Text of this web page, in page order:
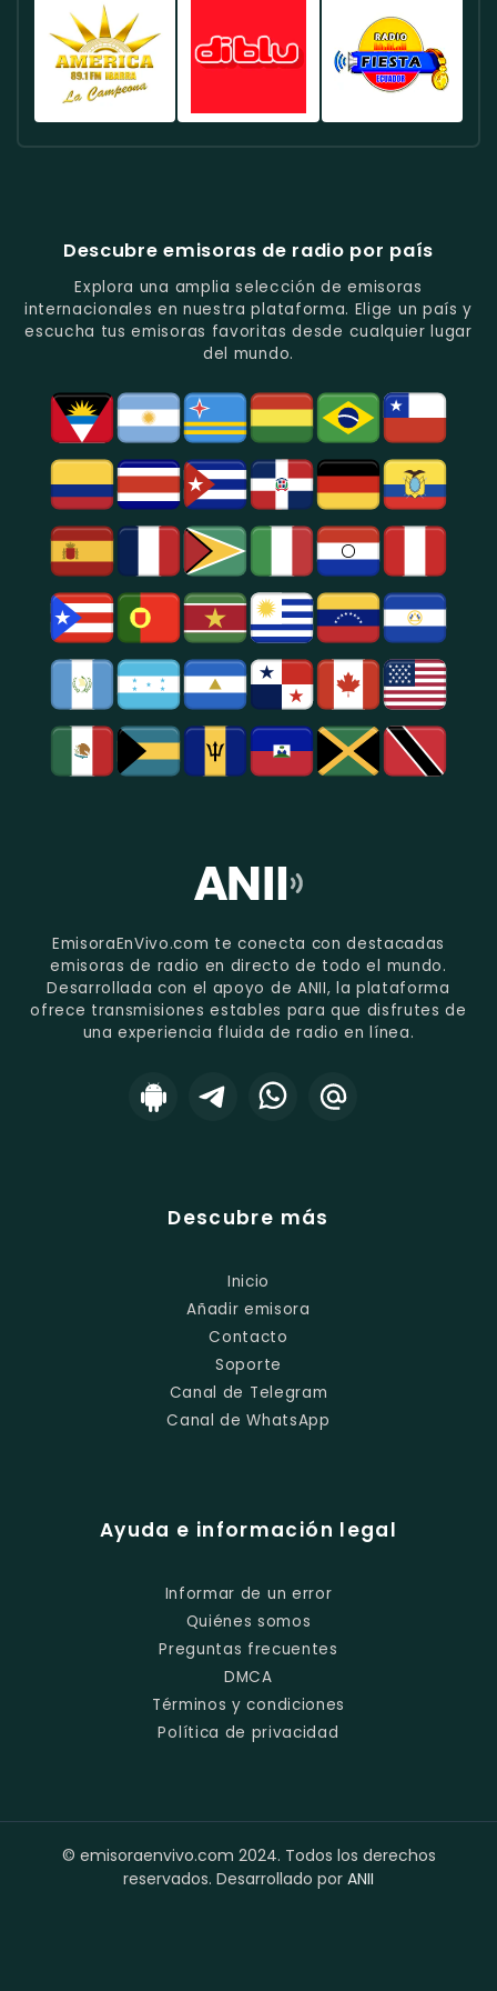
Deportes
Y
Fútbol
Quito.
Actuales
En
Música
Quito.
Canela
Ecuador
Música
Tropical
Y
Ecuador
-
Programas
Quito
Ecuador
-
Emisora
Con
Música
Del
Recuerdo
En
Quito.
Estación
De
Los
Deportes
En
Guayaquil.
Populares
Y
Folclore
En
Azogues.
Descubre emisoras de radio por país
Explora una amplia selección de emisoras
internacionales en nuestra plataforma. Elige un país y
escucha tus emisoras favoritas desde cualquier lugar
del mundo.
EmisoraEnVivo.com te conecta con destacadas
emisoras de radio en directo de todo el mundo.
Desarrollada con el apoyo de ANII, la plataforma
ofrece transmisiones estables para que disfrutes de
una experiencia fluida de radio en línea.
Descubre más
Inicio
Añadir emisora
Contacto
Soporte
Canal de Telegram
Canal de WhatsApp
Ayuda e información legal
Informar de un error
Quiénes somos
Preguntas frecuentes
DMCA
Términos y condiciones
Política de privacidad
© emisoraenvivo.com 2024. Todos los derechos
reservados. Desarrollado por ANII